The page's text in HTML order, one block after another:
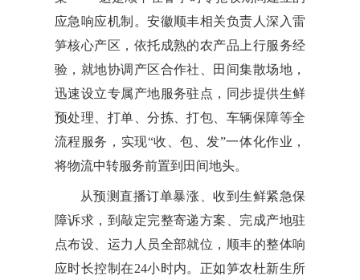
应急响应机制。安徽顺丰相关负责人深入雷
笋核心产区，依托成熟的农产品上行服务经
验，就地协调产区合作社、田间集散场地，
迅速设立专属产地服务驻点，同步提供生鲜
预处理、打单、分拣、打包、车辆保障等全
流程服务，实现“收、包、发”一体化作业，
将物流中转服务前置到田间地头。
从预测直播订单暴涨、收到生鲜紧急保
障诉求，到敲定完整寄递方案、完成产地驻
点布设、运力人员全部就位，顺丰的整体响
应时长控制在24小时内。正如笋农杜新生所